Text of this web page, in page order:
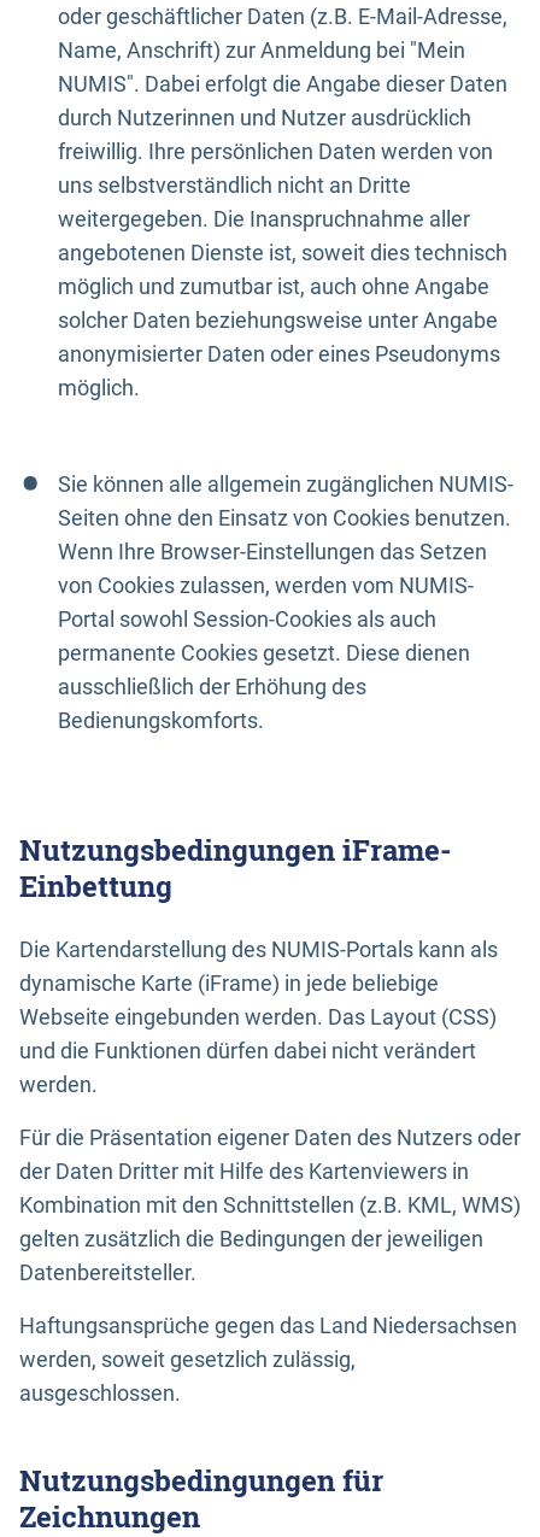
oder geschäftlicher Daten (z.B. E-Mail-Adresse,
Name, Anschrift) zur Anmeldung bei "Mein
NUMIS". Dabei erfolgt die Angabe dieser Daten
durch Nutzerinnen und Nutzer ausdrücklich
freiwillig. Ihre persönlichen Daten werden von
uns selbstverständlich nicht an Dritte
weitergegeben. Die Inanspruchnahme aller
angebotenen Dienste ist, soweit dies technisch
möglich und zumutbar ist, auch ohne Angabe
solcher Daten beziehungsweise unter Angabe
anonymisierter Daten oder eines Pseudonyms
möglich.
Sie können alle allgemein zugänglichen NUMIS-
Seiten ohne den Einsatz von Cookies benutzen.
Wenn Ihre Browser-Einstellungen das Setzen
von Cookies zulassen, werden vom NUMIS-
Portal sowohl Session-Cookies als auch
permanente Cookies gesetzt. Diese dienen
ausschließlich der Erhöhung des
Bedienungskomforts.
Nutzungsbedingungen iFrame-
Einbettung
Die Kartendarstellung des NUMIS-Portals kann als
dynamische Karte (iFrame) in jede beliebige
Webseite eingebunden werden. Das Layout (CSS)
und die Funktionen dürfen dabei nicht verändert
werden.
Für die Präsentation eigener Daten des Nutzers oder
der Daten Dritter mit Hilfe des Kartenviewers in
Kombination mit den Schnittstellen (z.B. KML, WMS)
gelten zusätzlich die Bedingungen der jeweiligen
Datenbereitsteller.
Haftungsansprüche gegen das Land Niedersachsen
werden, soweit gesetzlich zulässig,
ausgeschlossen.
Nutzungsbedingungen für
Zeichnungen